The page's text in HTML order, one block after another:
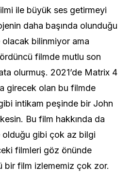
ile büyük ses getirmeyi
daha başında olunduğu
bilinmiyor ama
filmde mutlu son
olurmuş. 2021’de Matrix 4
girecek olan bu filmde
intikam peşinde bir John
Bu film hakkında da
olduğu gibi çok az bilgi
filmleri göz önünde
bir film izlememiz çok zor.